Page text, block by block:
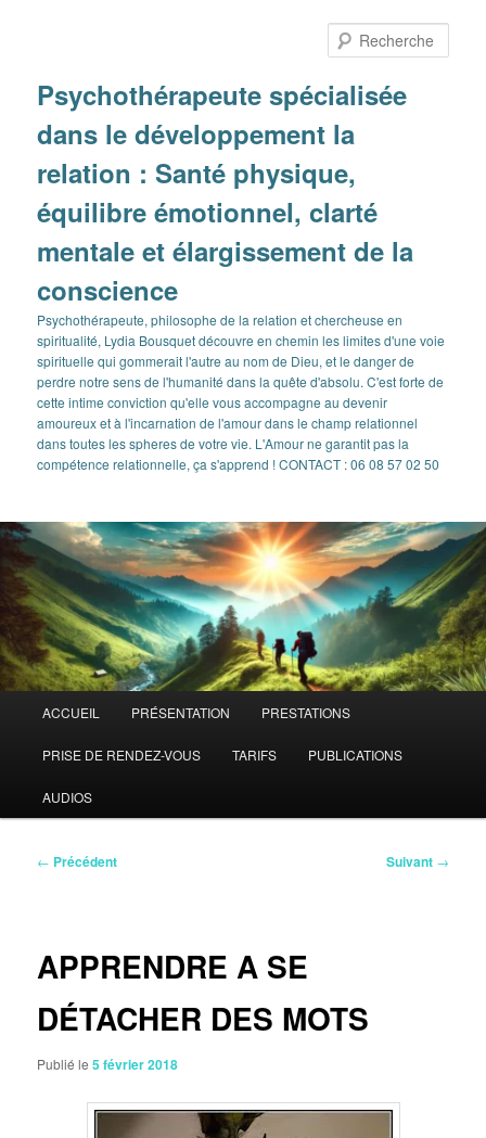
Psychothérapeute spécialisée
dans le développement la
relation : Santé physique,
équilibre émotionnel, clarté
mentale et élargissement de la
conscience
Psychothérapeute, philosophe de la relation et chercheuse en
spiritualité, Lydia Bousquet découvre en chemin les limites d'une voie
spirituelle qui gommerait l'autre au nom de Dieu, et le danger de
perdre notre sens de l'humanité dans la quête d'absolu. C'est forte de
cette intime conviction qu'elle vous accompagne au devenir
amoureux et à l'incarnation de l'amour dans le champ relationnel
dans toutes les spheres de votre vie. L'Amour ne garantit pas la
compétence relationnelle, ça s'apprend ! CONTACT : 06 08 57 02 50
principal
ACCUEIL PRÉSENTATION PRESTATIONS
PRISE DE RENDEZ-VOUS TARIFS PUBLICATIONS
AUDIOS
Navigation
← Précédent Suivant →
APPRENDRE A SE
DÉTACHER DES MOTS
Publié le5 février 2018